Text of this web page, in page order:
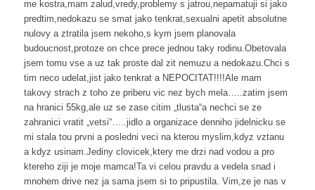
me kostra,mam zalud,vredy,problemy s jatrou,nepamatuji si jako
predtim,nedokazu se smat jako tenkrat,sexualni apetit absolutne
nulovy a ztratila jsem nekoho,s kym jsem planovala
budoucnost,protoze on chce prece jednou taky rodinu.Obetovala
jsem tomu vse a uz tak proste dal zit nemuzu a nedokazu.Chci s
tim neco udelat,jist jako tenkrat a NEPOCITAT!!!!Ale mam
takovy strach z toho ze priberu vic nez bych mela…..zatim jsem
na hranici 55kg,ale uz se zase citim „tlusta“a nechci se ze
zahranici vratit „vetsi“…..jidlo a organizace denniho jidelnicku se
mi stala tou prvni a posledni veci na kterou myslim,kdyz vztanu
a kdyz usinam.Jediny clovicek,ktery me drzi nad vodou a pro
ktereho ziji je moje mamca!Ta vi celou pravdu a vedela snad i
mnohem drive nez ja sama jsem si to pripustila. Vim,ze je nas v